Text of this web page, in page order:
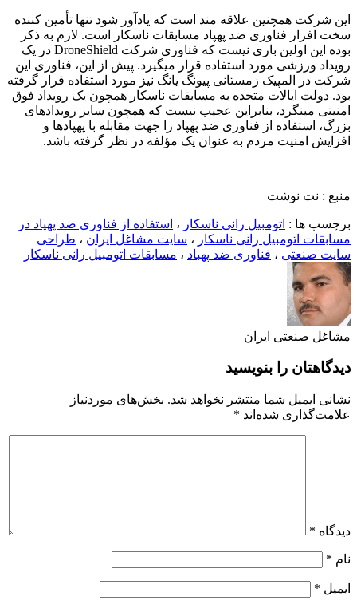
این شرکت همچنین علاقه مند است که یادآور شود تنها تأمین کننده
سخت افزار فناوری ضد پهپاد مسابقات ناسکار است. لازم به ذکر
بوده این اولین باری نیست که فناوری شرکت DroneShield در یک
رویداد ورزشی مورد استفاده قرار میگیرد. پیش از این، فناوری این
شرکت در المپیک زمستانی پیونگ یانگ نیز مورد استفاده قرار گرفته
بود. دولت ایالات متحده به مسابقات ناسکار همچون یک رویداد فوق
امنیتی مینگرد، بنابراین عجیب نیست که همچون سایر رویدادهای
بزرگ، استفاده از فناوری ضد پهپاد را جهت مقابله با پهپادها و
افزایش امنیت مردم به عنوان یک مؤلفه در نظر گرفته باشد.
منبع : نت نوشت
برچسب ها : اتومبیل رانی ناسکار ، استفاده از فناوری ضد پهپاد در
مسابقات اتومبیل رانی ناسکار ، سایت مشاغل ایران ، طراحی
سایت صنعتی ، فناوری ضد پهباد ، مسابقات اتومبیل رانی ناسکار
مشاغل صنعتی ایران
دیدگاهتان را بنویسید
نشانی ایمیل شما منتشر نخواهد شد. بخش‌های موردنیاز
علامت‌گذاری شده‌اند *
دیدگاه *
نام *
ایمیل *